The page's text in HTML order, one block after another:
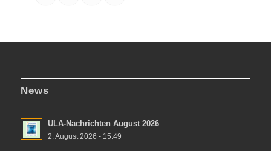
News
ULA-Nachrichten August 2026
2. August 2026 - 15:49